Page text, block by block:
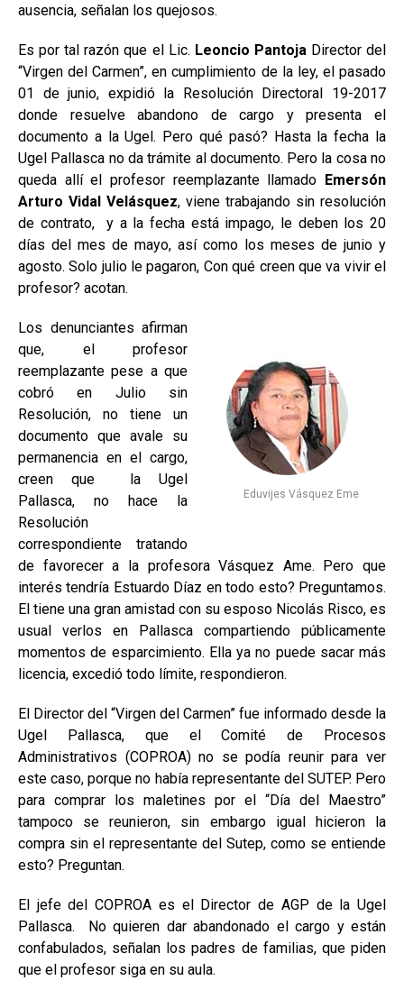
ausencia, señalan los quejosos.
Es por tal razón que el Lic. Leoncio Pantoja Director del
“Virgen del Carmen”, en cumplimiento de la ley, el pasado
01 de junio, expidió la Resolución Directoral 19-2017
donde resuelve abandono de cargo y presenta el
documento a la Ugel. Pero qué pasó? Hasta la fecha la
Ugel Pallasca no da trámite al documento. Pero la cosa no
queda allí el profesor reemplazante llamado Emersón
Arturo Vidal Velásquez, viene trabajando sin resolución
de contrato, y a la fecha está impago, le deben los 20
días del mes de mayo, así como los meses de junio y
agosto. Solo julio le pagaron, Con qué creen que va vivir el
profesor? acotan.
Eduvijes Vásquez Eme
Los denunciantes afirman
que, el profesor
reemplazante pese a que
cobró en Julio sin
Resolución, no tiene un
documento que avale su
permanencia en el cargo,
creen que la Ugel
Pallasca, no hace la
Resolución
correspondiente tratando
de favorecer a la profesora Vásquez Ame. Pero que
interés tendría Estuardo Díaz en todo esto? Preguntamos.
El tiene una gran amistad con su esposo Nicolás Risco, es
usual verlos en Pallasca compartiendo públicamente
momentos de esparcimiento. Ella ya no puede sacar más
licencia, excedió todo límite, respondieron.
El Director del “Virgen del Carmen” fue informado desde la
Ugel Pallasca, que el Comité de Procesos
Administrativos (COPROA) no se podía reunir para ver
este caso, porque no había representante del SUTEP. Pero
para comprar los maletines por el “Día del Maestro”
tampoco se reunieron, sin embargo igual hicieron la
compra sin el representante del Sutep, como se entiende
esto? Preguntan.
El jefe del COPROA es el Director de AGP de la Ugel
Pallasca. No quieren dar abandonado el cargo y están
confabulados, señalan los padres de familias, que piden
que el profesor siga en su aula.